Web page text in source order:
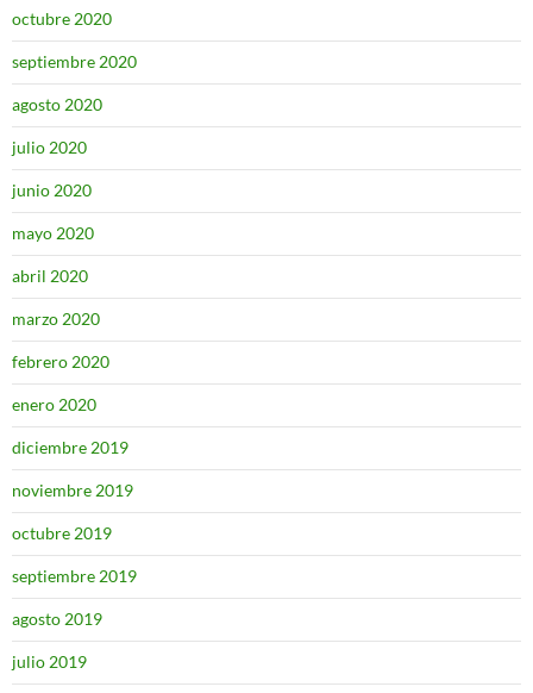
octubre 2020
septiembre 2020
agosto 2020
julio 2020
junio 2020
mayo 2020
abril 2020
marzo 2020
febrero 2020
enero 2020
diciembre 2019
noviembre 2019
octubre 2019
septiembre 2019
agosto 2019
julio 2019